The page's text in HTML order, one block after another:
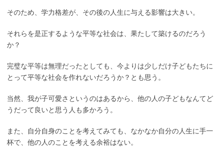
そのため、学力格差が、その後の人生に与える影響は大きい。
それらを是正するような平等な社会は、果たして築けるのだろう
か？
完璧な平等は無理だったとしても、今よりは少しだけ子どもたちに
とって平等な社会を作れないだろうか？とも思う。
当然、我が子可愛さというのはあるから、他の人の子どもなんてど
うだって良いと思う人も多かろう。
また、自分自身のことを考えてみても、なかなか自分の人生に手一
杯で、他の人のことを考える余裕はない。